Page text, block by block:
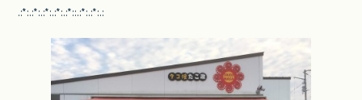
.:*:.:*:.:*:.:*:.:*::.:*:.:*:.: